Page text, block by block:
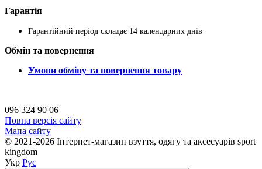
Гарантія
Гарантійний період складає 14 календарних днів
Обмін та повернення
Умови обміну та повернення товару
096 324 90 06
Повна версія сайту
Мапа сайту
© 2021-2026 Інтернет-магазин взуття, одягу та аксесуарів sport
kingdom
Укр Рус